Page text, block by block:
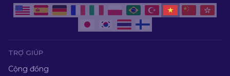
TRỢ GIÚP
Cộng đồng